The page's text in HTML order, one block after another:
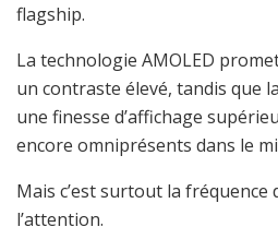
flagship.
La technologie AMOLED
un contraste élevé, tandis que
une finesse d’affichage
encore omniprésents dans le
Mais c’est surtout la fréquence
l’attention.